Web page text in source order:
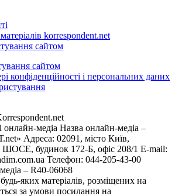
korrespondent.net
сайтом
сайтом
конфіденційності і персональних даних
онлайн-медіа Назва онлайн-медіа –
Адреса: 02091, місто Київ,
будинок 172-Б, офіс 208/1 E-mail:
Телефон: 044-205-43-00
– R40-06068
яких матеріалів, розміщених на
за умови посилання на